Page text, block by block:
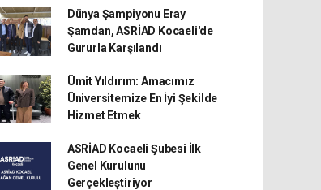
Dünya Şampiyonu Eray
Şamdan, ASRİAD Kocaeli'de
Gururla Karşılandı
Ümit Yıldırım: Amacımız
Üniversitemize En İyi Şekilde
Hizmet Etmek
ASRİAD Kocaeli Şubesi İlk
Genel Kurulunu
Gerçekleştiriyor